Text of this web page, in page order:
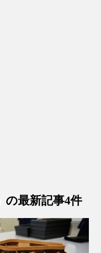
の最新記事4件